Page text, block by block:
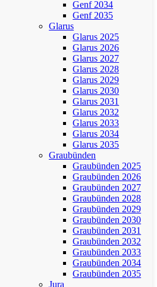
Genf 2034
Genf 2035
Glarus
Glarus 2025
Glarus 2026
Glarus 2027
Glarus 2028
Glarus 2029
Glarus 2030
Glarus 2031
Glarus 2032
Glarus 2033
Glarus 2034
Glarus 2035
Graubünden
Graubünden 2025
Graubünden 2026
Graubünden 2027
Graubünden 2028
Graubünden 2029
Graubünden 2030
Graubünden 2031
Graubünden 2032
Graubünden 2033
Graubünden 2034
Graubünden 2035
Jura